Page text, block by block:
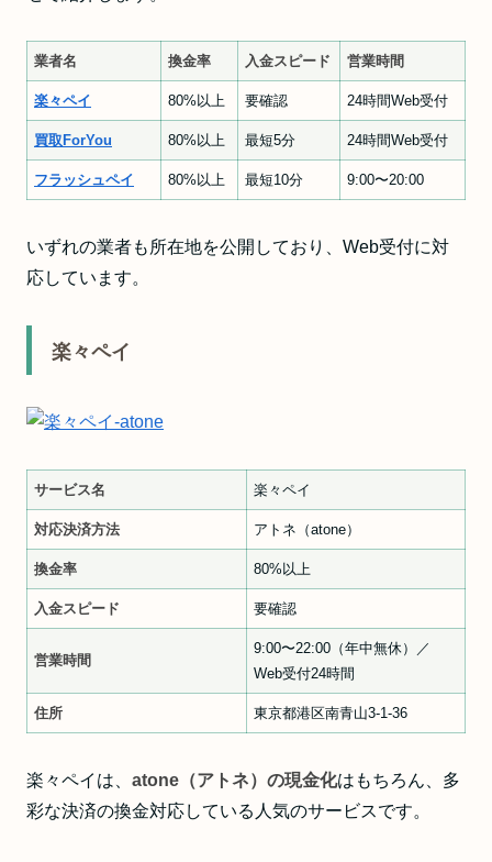
業者名 換金率 入金スピード 営業時間
楽々ペイ 80%以上 要確認 24時間Web受付
買取ForYou 80%以上 最短5分 24時間Web受付
フラッシュペイ 80%以上 最短10分 9:00〜20:00
いずれの業者も所在地を公開しており、Web受付に対
応しています。
楽々ペイ
サービス名 楽々ペイ
対応決済方法 アトネ（atone）
換金率 80%以上
入金スピード 要確認
営業時間
9:00〜22:00（年中無休）／
Web受付24時間
住所 東京都港区南青山3-1-36
楽々ペイは、 atone（アトネ）の現金化はもちろん、多
彩な決済の換金対応している人気のサービスです。